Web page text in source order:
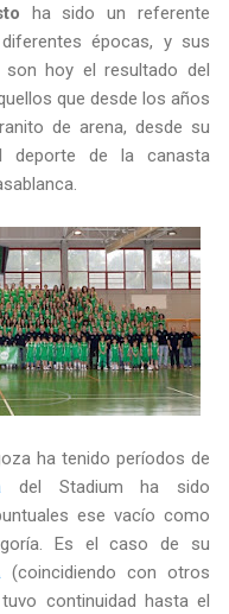
ha sido un referente
épocas, y sus
hoy el resultado del
que desde los años
de arena, desde su
deporte de la canasta
ha tenido períodos de
del Stadium ha sido
ese vacío como
Es el caso de su
(coincidiendo con otros
continuidad hasta el